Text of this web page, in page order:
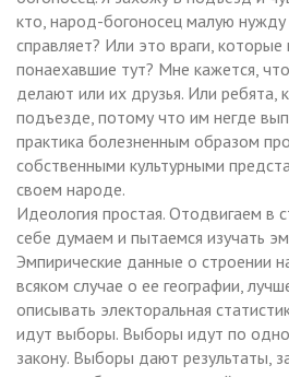
кто, народ-богоносец малую
справляет? Или это враги, которые
понаехавшие тут? Мне кажется,
делают или их друзья. Или ребята,
подъезде, потому что им негде
практика болезненным образом
собственными культурными
своем народе.
Идеология простая. Отодвигаем в
себе думаем и пытаемся изучать
Эмпирические данные о строении
всяком случае о ее географии,
описывать электоральная
идут выборы. Выборы идут по
закону. Выборы дают результаты,